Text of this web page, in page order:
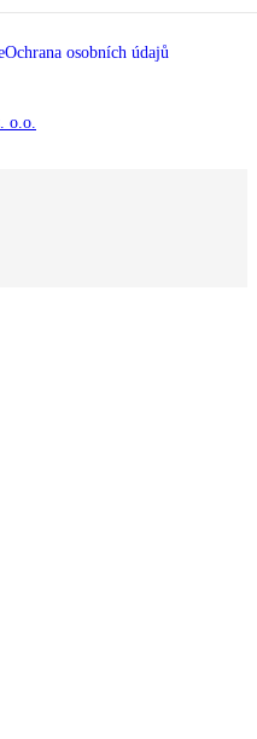
Ochrana osobních údajů
o.o.